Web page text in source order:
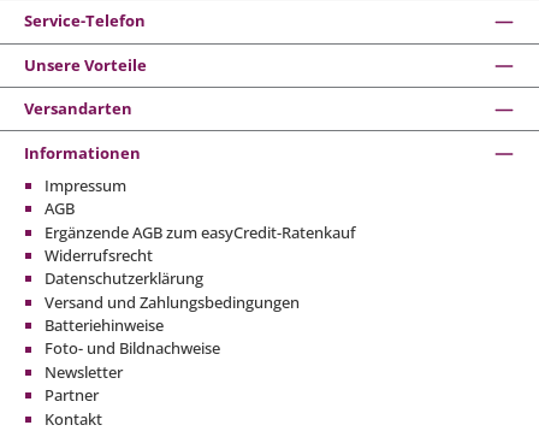
Service-Telefon
Unsere Vorteile
Versandarten
Informationen
Impressum
AGB
Ergänzende AGB zum easyCredit-Ratenkauf
Widerrufsrecht
Datenschutzerklärung
Versand und Zahlungsbedingungen
Batteriehinweise
Foto- und Bildnachweise
Newsletter
Partner
Kontakt